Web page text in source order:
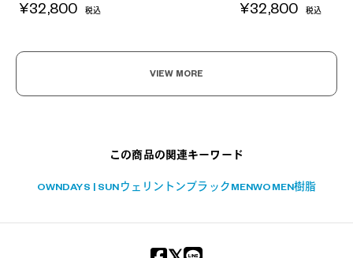
¥32,800 税込 ¥32,800 税込
VIEW MORE
この商品の関連キーワード
OWNDAYS | SUN ウェリントンブラック MENWOMEN樹脂